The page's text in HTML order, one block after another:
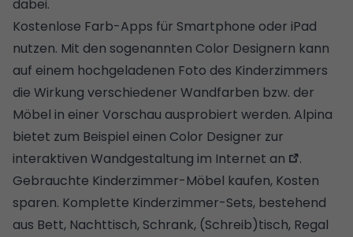
dabei.
Kostenlose Farb-Apps für Smartphone oder iPad
nutzen. Mit den sogenannten Color Designern kann
auf einem hochgeladenen Foto des Kinderzimmers
die Wirkung verschiedener Wandfarben bzw. der
Möbel in einer Vorschau ausprobiert werden. Alpina
bietet zum Beispiel einen Color Designer zur
interaktiven Wandgestaltung im Internet an
.
Gebrauchte Kinderzimmer-Möbel kaufen, Kosten
sparen. Komplette Kinderzimmer-Sets, bestehend
aus Bett, Nachttisch, Schrank, (Schreib)tisch, Regal